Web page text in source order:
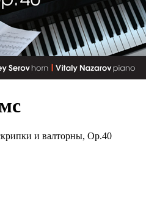
и валторны, Op.40